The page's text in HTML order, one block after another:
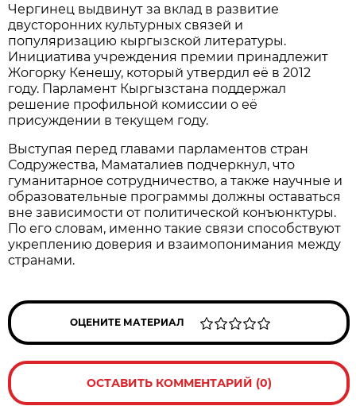
Чергинец выдвинут за вклад в развитие
двусторонних культурных связей и
популяризацию кыргызской литературы.
Инициатива учреждения премии принадлежит
Жогорку Кенешу, который утвердил её в 2012
году. Парламент Кыргызстана поддержал
решение профильной комиссии о её
присуждении в текущем году.
Выступая перед главами парламентов стран
Содружества, Маматалиев подчеркнул, что
гуманитарное сотрудничество, а также научные и
образовательные программы должны оставаться
вне зависимости от политической конъюнктуры.
По его словам, именно такие связи способствуют
укреплению доверия и взаимопонимания между
странами.
ОЦЕНИТЕ МАТЕРИАЛ
ОСТАВИТЬ КОММЕНТАРИЙ (0)